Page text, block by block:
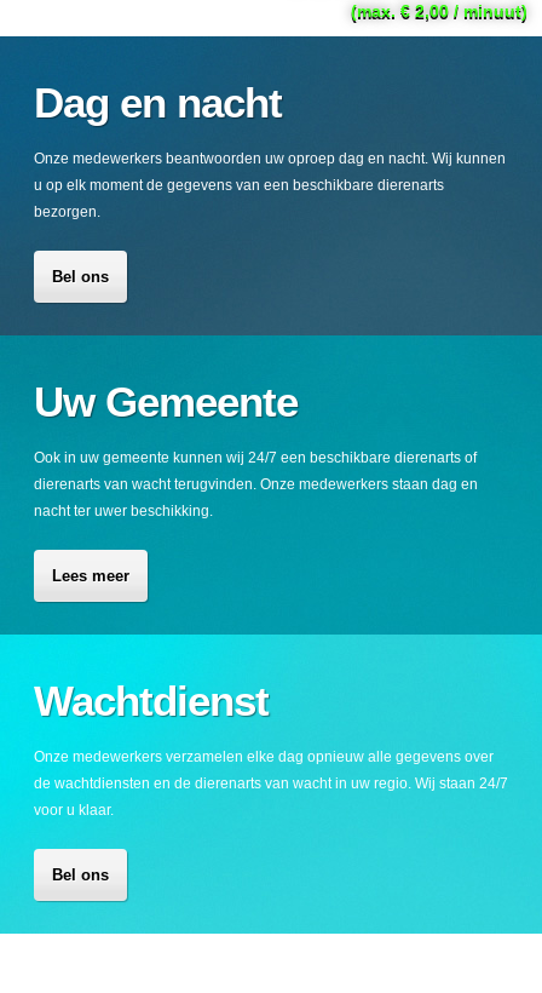
(max. € 2,00 / minuut)
Dag en nacht
Onze medewerkers beantwoorden uw oproep dag en nacht. Wij kunnen
u op elk moment de gegevens van een beschikbare dierenarts
bezorgen.
Bel ons
Uw Gemeente
Ook in uw gemeente kunnen wij 24/7 een beschikbare dierenarts of
dierenarts van wacht terugvinden. Onze medewerkers staan dag en
nacht ter uwer beschikking.
Lees meer
Wachtdienst
Onze medewerkers verzamelen elke dag opnieuw alle gegevens over
de wachtdiensten en de dierenarts van wacht in uw regio. Wij staan 24/7
voor u klaar.
Bel ons